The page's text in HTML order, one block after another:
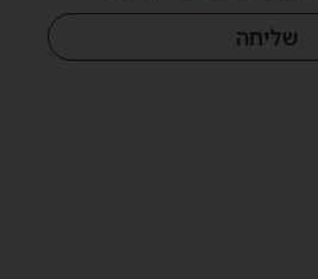
שליחה